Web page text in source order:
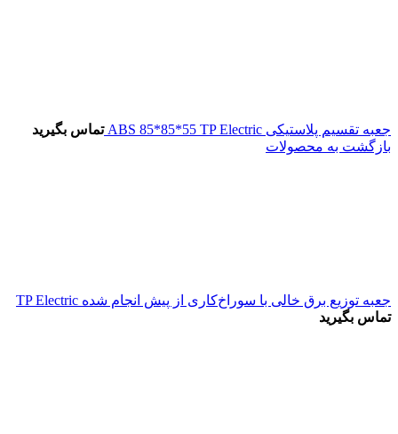
جعبه تقسیم پلاستیکی ABS 85*85*55 TP Electric
تماس بگیرید
بازگشت به محصولات
جعبه توزیع برق خالی با سوراخ‌کاری از پیش انجام شده TP Electric
تماس بگیرید